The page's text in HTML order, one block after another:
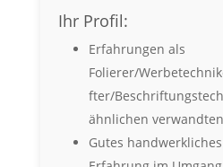
Ihr Profil:
Erfahrungen als
Folierer/
fter/
ähnlichen
Gutes